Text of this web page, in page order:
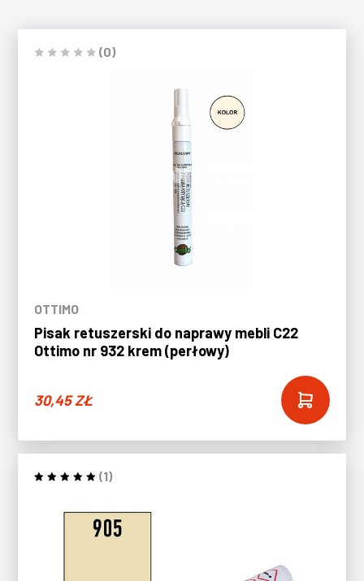
(0)
OTTIMO
Pisak retuszerski do naprawy mebli C22
Ottimo nr 932 krem (perłowy)
30,45ZŁ
(1)